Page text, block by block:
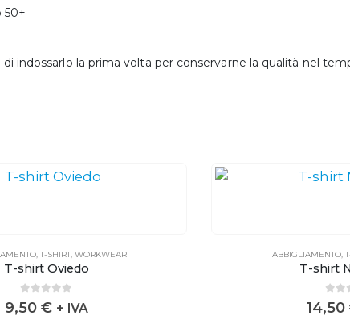
50+
di indossarlo la prima volta per conservarne la qualità nel
,T-SHIRT, WORKWEAR
T-shirt Oviedo
0 out of 5
9,50 € + IVA
ABBIGLIAMENTO,
T-shirt
0
14,50